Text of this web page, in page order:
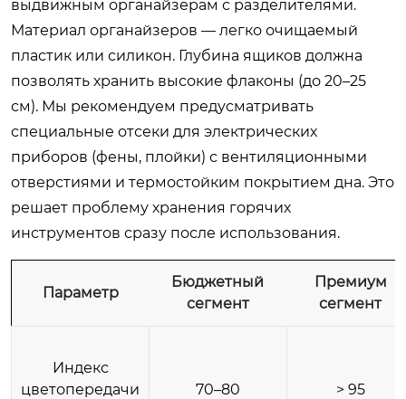
выдвижным органайзерам с разделителями.
Материал органайзеров — легко очищаемый
пластик или силикон. Глубина ящиков должна
позволять хранить высокие флаконы (до 20–25
см). Мы рекомендуем предусматривать
специальные отсеки для электрических
приборов (фены, плойки) с вентиляционными
отверстиями и термостойким покрытием дна. Это
решает проблему хранения горячих
инструментов сразу после использования.
Параметр
Бюджетный
сегмент
Премиум
сегмент
Индекс
цветопередачи
70–80 > 95